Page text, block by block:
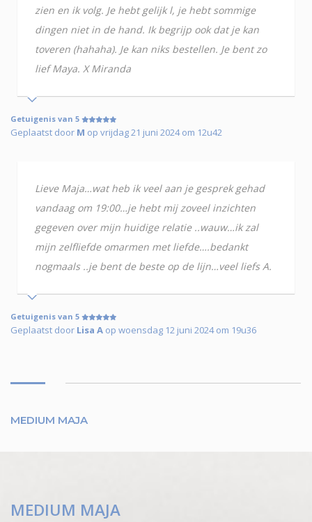
zien en ik volg. Je hebt gelijk l, je hebt sommige
dingen niet in de hand. Ik begrijp ook dat je kan
toveren (hahaha). Je kan niks bestellen. Je bent zo
lief Maya. X Miranda
Getuigenis van 5
Geplaatst door M op vrijdag 21 juni 2024 om 12u42
Lieve Maja…wat heb ik veel aan je gesprek gehad
vandaag om 19:00…je hebt mij zoveel inzichten
gegeven over mijn huidige relatie ..wauw…ik zal
mijn zelfliefde omarmen met liefde….bedankt
nogmaals ..je bent de beste op de lijn…veel liefs A.
Getuigenis van 5
Geplaatst door Lisa A op woensdag 12 juni 2024 om 19u36
MEDIUM MAJA
MEDIUM MAJA